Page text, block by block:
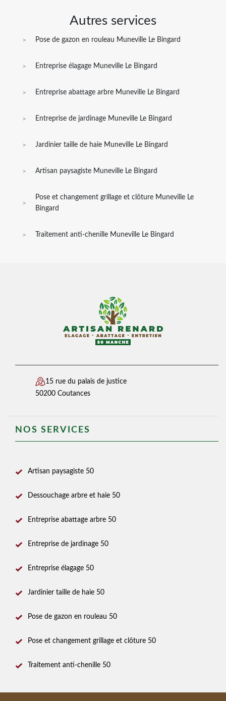
Autres services
Pose de gazon en rouleau Muneville Le Bingard
Entreprise élagage Muneville Le Bingard
Entreprise abattage arbre Muneville Le Bingard
Entreprise de jardinage Muneville Le Bingard
Jardinier taille de haie Muneville Le Bingard
Artisan paysagiste Muneville Le Bingard
Pose et changement grillage et clôture Muneville Le
Bingard
Traitement anti-chenille Muneville Le Bingard
15 rue du palais de justice
50200 Coutances
NOS SERVICES
Artisan paysagiste 50
Dessouchage arbre et haie 50
Entreprise abattage arbre 50
Entreprise de jardinage 50
Entreprise élagage 50
Jardinier taille de haie 50
Pose de gazon en rouleau 50
Pose et changement grillage et clôture 50
Traitement anti-chenille 50